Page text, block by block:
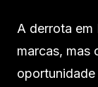
A derrota em
marcas, mas